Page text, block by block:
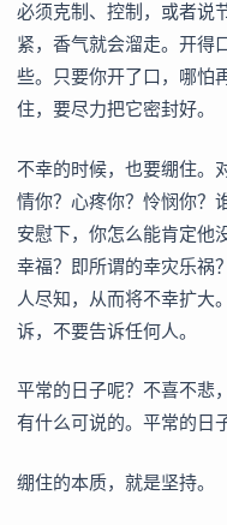
必须克制、控制，或者说
紧，香气就会溜走。开得
些。只要你开了口，哪怕
住，要尽力把它密封好。
不幸的时候，也要绷住。
情你？心疼你？怜悯你？
安慰下，你怎么能肯定他
幸福？即所谓的幸灾乐祸
人尽知，从而将不幸扩大
诉，不要告诉任何人。
平常的日子呢？不喜不悲
有什么可说的。平常的日
绷住的本质，就是坚持。